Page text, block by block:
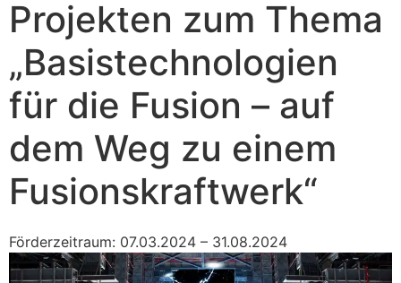
Projekten zum Thema
„Basistechnologien
für die Fusion – auf
dem Weg zu einem
Fusionskraftwerk“
Förderzeitraum: 07.03.2024 – 31.08.2024